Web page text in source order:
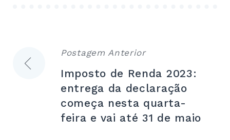
Navegação
Postagem Anterior
Imposto de Renda 2023:
entrega da declaração
começa nesta quarta-
feira e vai até 31 de maio